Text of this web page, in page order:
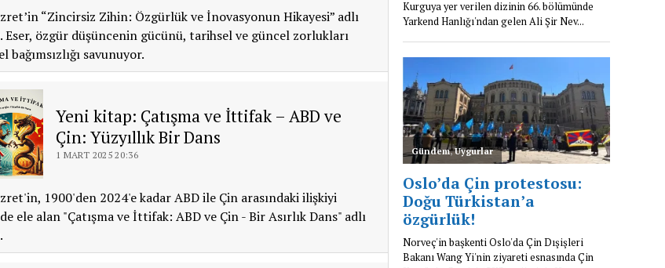
“Zincirsiz Zihin: Özgürlük ve İnovasyonun Hikayesi” adlı
Eser, özgür düşüncenin gücünü, tarihsel ve güncel zorlukları
bağımsızlığı savunuyor.
Yeni kitap: Çatışma ve İttifak – ABD ve
Çin: Yüzyıllık Bir Dans
1 MART 2025 20:36
1900'den 2024'e kadar ABD ile Çin arasındaki ilişkiyi
ele alan "Çatışma ve İttifak: ABD ve Çin - Bir Asırlık Dans" adlı